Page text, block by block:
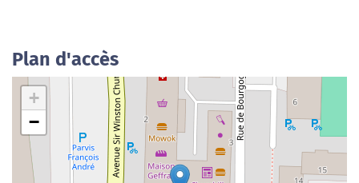
Plan d'accès
+
−